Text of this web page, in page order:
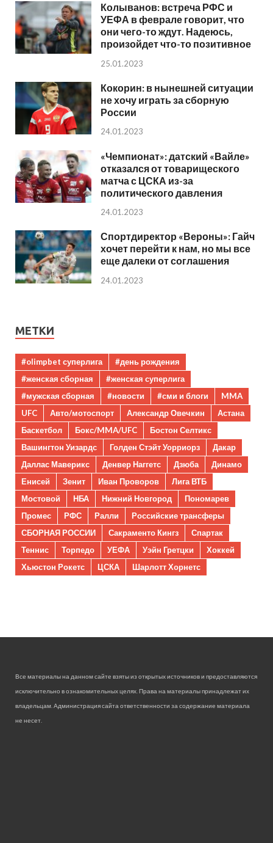
Колыванов: встреча РФС и
УЕФА в феврале говорит, что
они чего-то ждут. Надеюсь,
произойдет что-то позитивное
25.01.2023
Кокорин: в нынешней ситуации
не хочу играть за сборную
России
24.01.2023
«Чемпионат»: датский «Вайле»
отказался от товарищеского
матча с ЦСКА из-за
политического давления
24.01.2023
Спортдиректор «Вероны»: Гайч
хочет перейти к нам, но мы все
еще далеки от соглашения
24.01.2023
МЕТКИ
#olimpbet суперлига
#день рождения
#женская сборная
#женская суперлига
#мужская сборная
#новости #сми и блоги
MMA
UFC
Авто/мотоспорт Александр Овечкин
Астана
Баскетбол
Бокс/MMA/UFC
Бостон Селтикс
Вашингтон Уизардс
Голден Стэйт Уорриорз
Дакар
Даллас Маверикс
Денвер Наггетс Дзюба
Динамо
Енисей
Зенит Иван Проворов
Лига ВТБ
Мостовой
НБА Нижний Новгород
Пономарев
Промес
РФС Ралли
Российские трансферы
СБОРНАЯ РОССИИ
Сакраменто Кингз
Спартак
Теннис
Торпедо УЕФА Уэйн Гретцки
Хоккей
Хьюстон Рокетс
ЦСКА Шарлотт Хорнетс
Все материалы на данном сайте взяты из открытых источников и предоставляются
исключительно в ознакомительных целях. Права на материалы принадлежат их
владельцам. Администрация сайта ответственности за содержание материала
не несет.